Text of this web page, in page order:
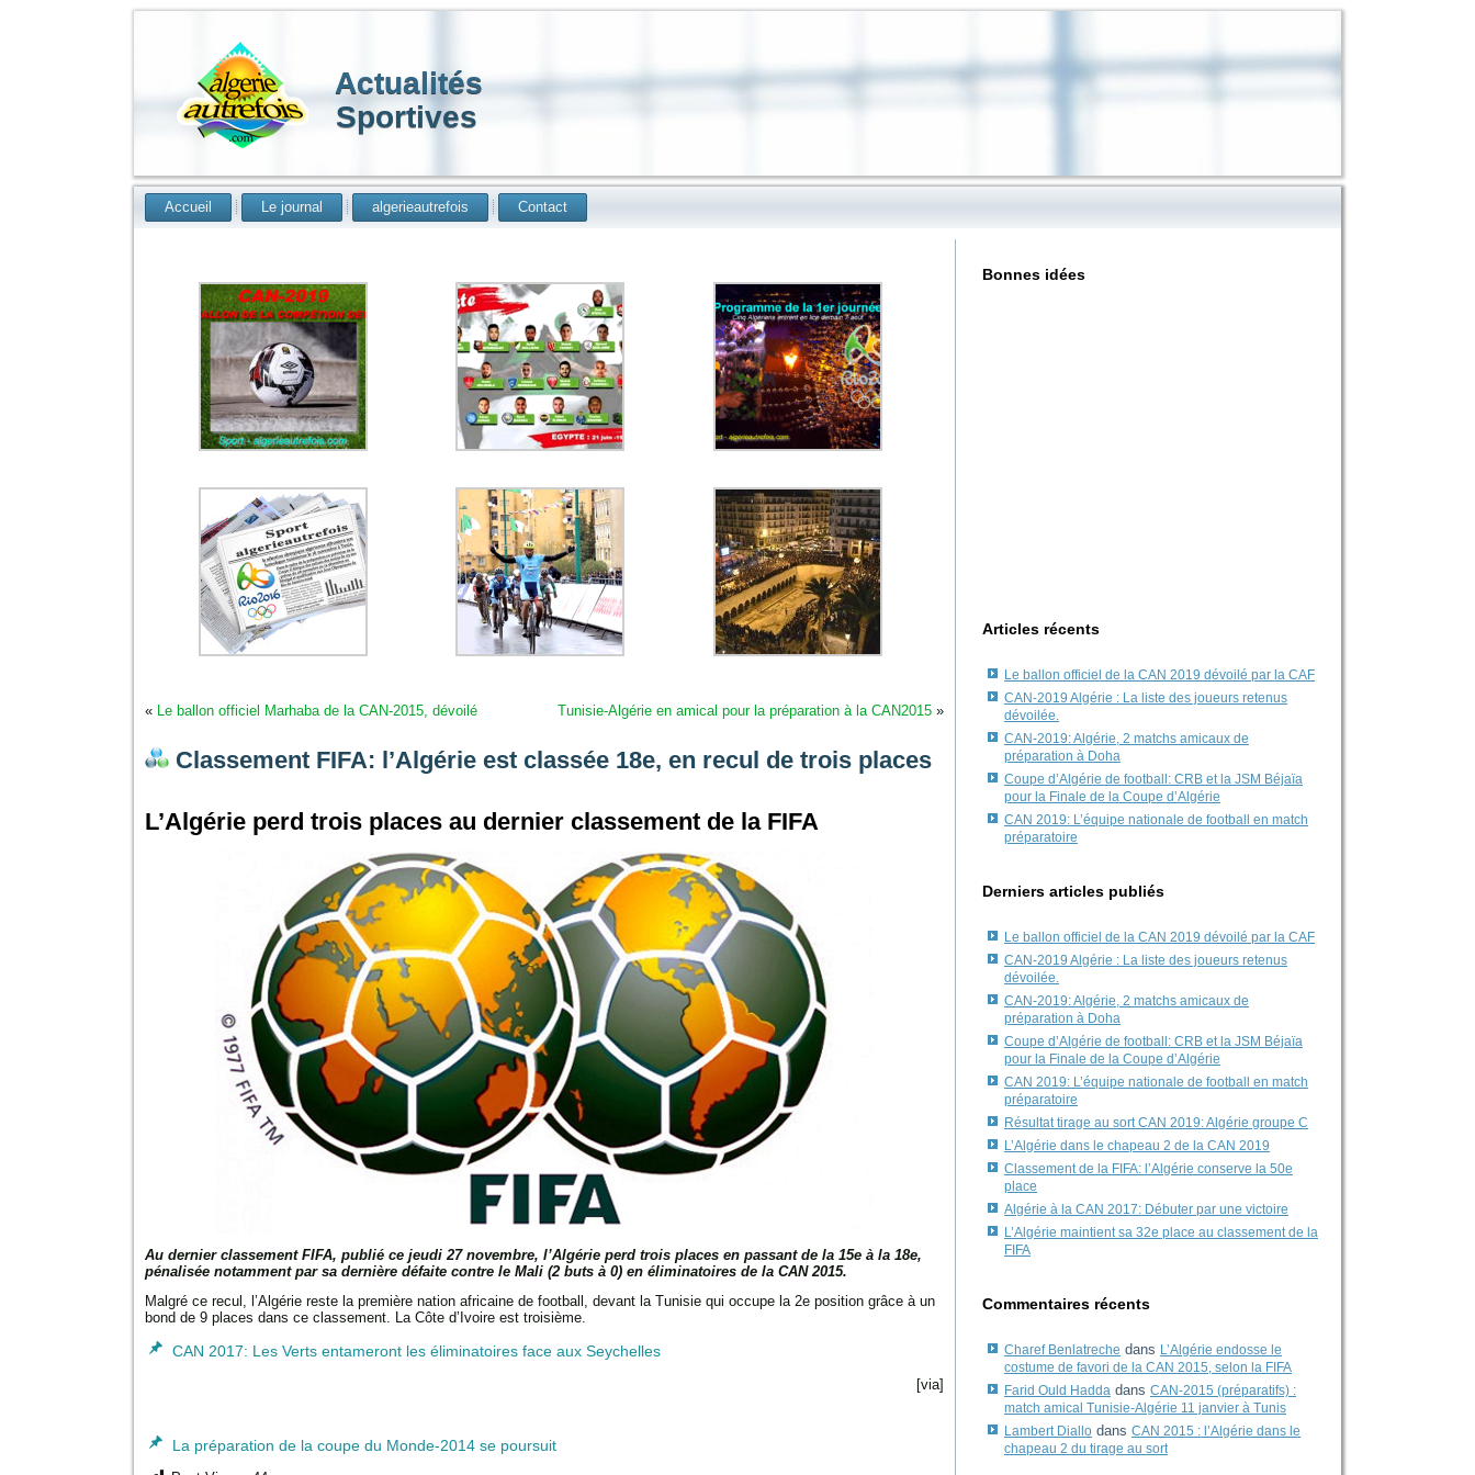
Actualités
Sportives
Accueil Le journal algerieautrefois Contact
« Le ballon officiel Marhaba de la CAN-2015, dévoilé Tunisie-Algérie en amical pour la préparation à la CAN2015 »
Classement FIFA: l’Algérie est classée 18e, en recul de trois places
L’Algérie perd trois places au dernier classement de la FIFA
Au dernier classement FIFA, publié ce jeudi 27 novembre, l’Algérie perd trois places en passant de la 15e à la 18e,
pénalisée notamment par sa dernière défaite contre le Mali (2 buts à 0) en éliminatoires de la CAN 2015.
Malgré ce recul, l’Algérie reste la première nation africaine de football, devant la Tunisie qui occupe la 2e position grâce à un
bond de 9 places dans ce classement. La Côte d’Ivoire est troisième.
CAN 2017: Les Verts entameront les éliminatoires face aux Seychelles
[via]
La préparation de la coupe du Monde-2014 se poursuit
Bonnes idées
Articles récents
Le ballon officiel de la CAN 2019 dévoilé par la CAF
CAN-2019 Algérie : La liste des joueurs retenus
dévoilée.
CAN-2019: Algérie, 2 matchs amicaux de
préparation à Doha
Coupe d’Algérie de football: CRB et la JSM Béjaïa
pour la Finale de la Coupe d’Algérie
CAN 2019: L’équipe nationale de football en match
préparatoire
Derniers articles publiés
Le ballon officiel de la CAN 2019 dévoilé par la CAF
CAN-2019 Algérie : La liste des joueurs retenus
dévoilée.
CAN-2019: Algérie, 2 matchs amicaux de
préparation à Doha
Coupe d’Algérie de football: CRB et la JSM Béjaïa
pour la Finale de la Coupe d’Algérie
CAN 2019: L’équipe nationale de football en match
préparatoire
Résultat tirage au sort CAN 2019: Algérie groupe C
L’Algérie dans le chapeau 2 de la CAN 2019
Classement de la FIFA: l’Algérie conserve la 50e
place
Algérie à la CAN 2017: Débuter par une victoire
L’Algérie maintient sa 32e place au classement de la
FIFA
Commentaires récents
Charef Benlatreche dans L’Algérie endosse le
costume de favori de la CAN 2015, selon la FIFA
Farid Ould Hadda dans CAN-2015 (préparatifs) :
match amical Tunisie-Algérie 11 janvier à Tunis
Lambert Diallo dans CAN 2015 : l’Algérie dans le
chapeau 2 du tirage au sort